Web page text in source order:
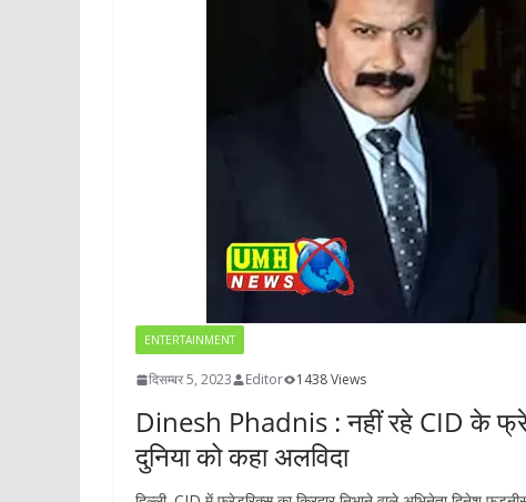
ENTERTAINMENT
दिसम्बर 5, 2023 Editor 1438 Views
Dinesh Phadnis : नहीं रहे CID के
दुनिया को कहा अलव‍िदा